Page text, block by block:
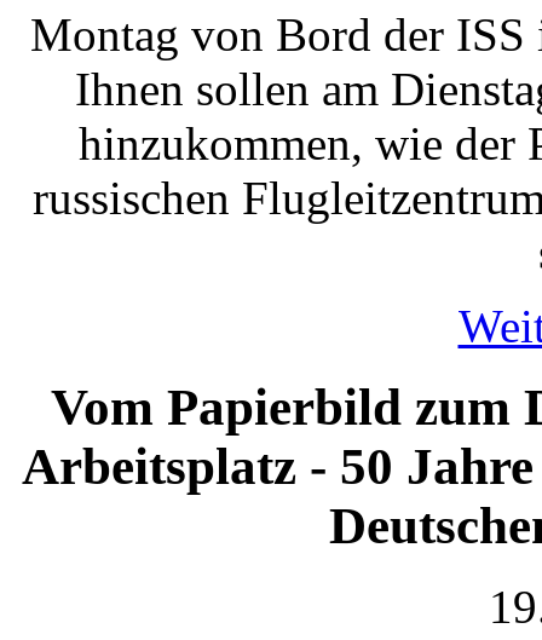
Montag von Bord der ISS
Ihnen sollen am
hinzukommen, wie der
russischen
Vom Papierbild zum
Arbeitsplatz - 50